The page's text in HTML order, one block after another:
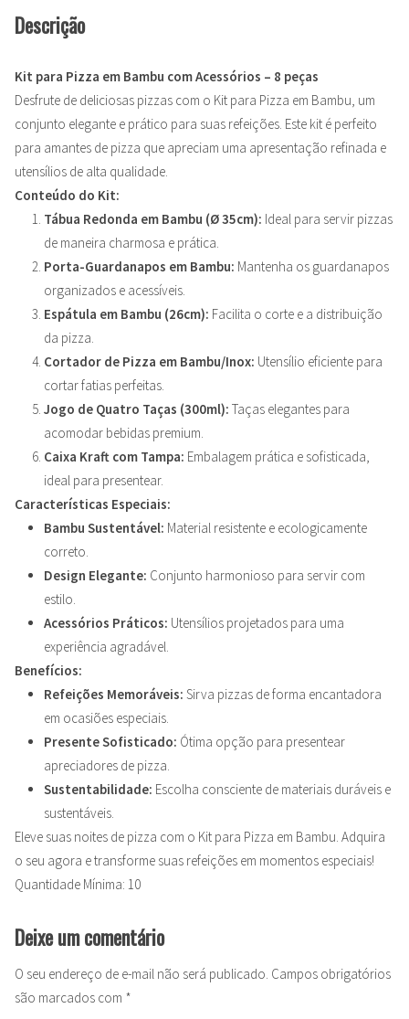
Descrição
Kit para Pizza em Bambu com Acessórios – 8 peças
Desfrute de deliciosas pizzas com o Kit para Pizza em Bambu, um
conjunto elegante e prático para suas refeições. Este kit é perfeito
para amantes de pizza que apreciam uma apresentação refinada e
utensílios de alta qualidade.
Conteúdo do Kit:
Tábua Redonda em Bambu (Ø 35cm): Ideal para servir pizzas
de maneira charmosa e prática.
Porta-Guardanapos em Bambu: Mantenha os guardanapos
organizados e acessíveis.
Espátula em Bambu (26cm): Facilita o corte e a distribuição
da pizza.
Cortador de Pizza em Bambu/Inox: Utensílio eficiente para
cortar fatias perfeitas.
Jogo de Quatro Taças (300ml): Taças elegantes para
acomodar bebidas premium.
Caixa Kraft com Tampa: Embalagem prática e sofisticada,
ideal para presentear.
Características Especiais:
Bambu Sustentável: Material resistente e ecologicamente
correto.
Design Elegante: Conjunto harmonioso para servir com
estilo.
Acessórios Práticos: Utensílios projetados para uma
experiência agradável.
Benefícios:
Refeições Memoráveis: Sirva pizzas de forma encantadora
em ocasiões especiais.
Presente Sofisticado: Ótima opção para presentear
apreciadores de pizza.
Sustentabilidade: Escolha consciente de materiais duráveis e
sustentáveis.
Eleve suas noites de pizza com o Kit para Pizza em Bambu. Adquira
o seu agora e transforme suas refeições em momentos especiais!
Quantidade Mínima: 10
Deixe um comentário
O seu endereço de e-mail não será publicado. Campos obrigatórios
são marcados com *